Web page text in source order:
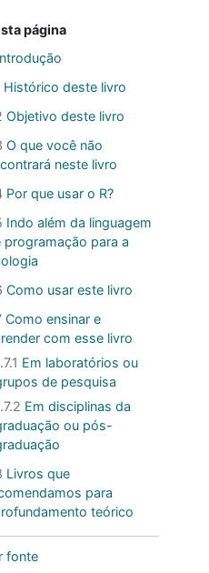
página
Histórico deste livro
Objetivo deste livro
O que você não
neste livro
Por que usar o R?
Indo além da linguagem
programação para a
Como usar este livro
Como ensinar e
com esse livro
Em laboratórios ou
de pesquisa
Em disciplinas da
ou pós-
Livros que
para
teórico
fonte